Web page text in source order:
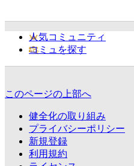
人気コミュニティ
コミュを探す
このページの上部へ
健全化の取り組み
プライバシーポリシー
新規登録
利用規約